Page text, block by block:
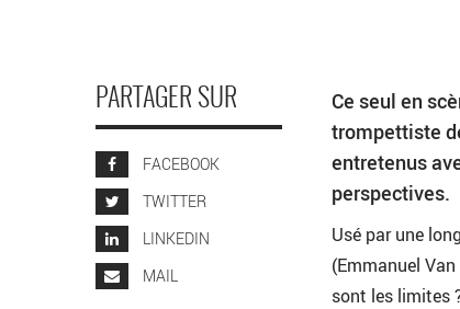
PARTAGER SUR
FACEBOOK
TWITTER
LINKEDIN
MAIL
Ce seul en
trompettiste
entretenus
perspectives.
Usé par une
(Emmanuel
sont les limites